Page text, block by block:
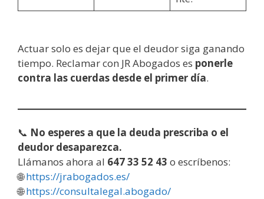
Actuar solo es dejar que el deudor siga ganando
tiempo. Reclamar con JR Abogados es ponerle
contra las cuerdas desde el primer día.
📞 No esperes a que la deuda prescriba o el
deudor desaparezca.
Llámanos ahora al 647 33 52 43 o escríbenos:
🌐https://jrabogados.es/
🌐https://consultalegal.abogado/